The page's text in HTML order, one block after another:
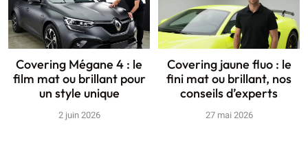
Covering Mégane 4 : le
film mat ou brillant pour
un style unique
2 juin 2026
Covering jaune fluo : le
fini mat ou brillant, nos
conseils d’experts
27 mai 2026